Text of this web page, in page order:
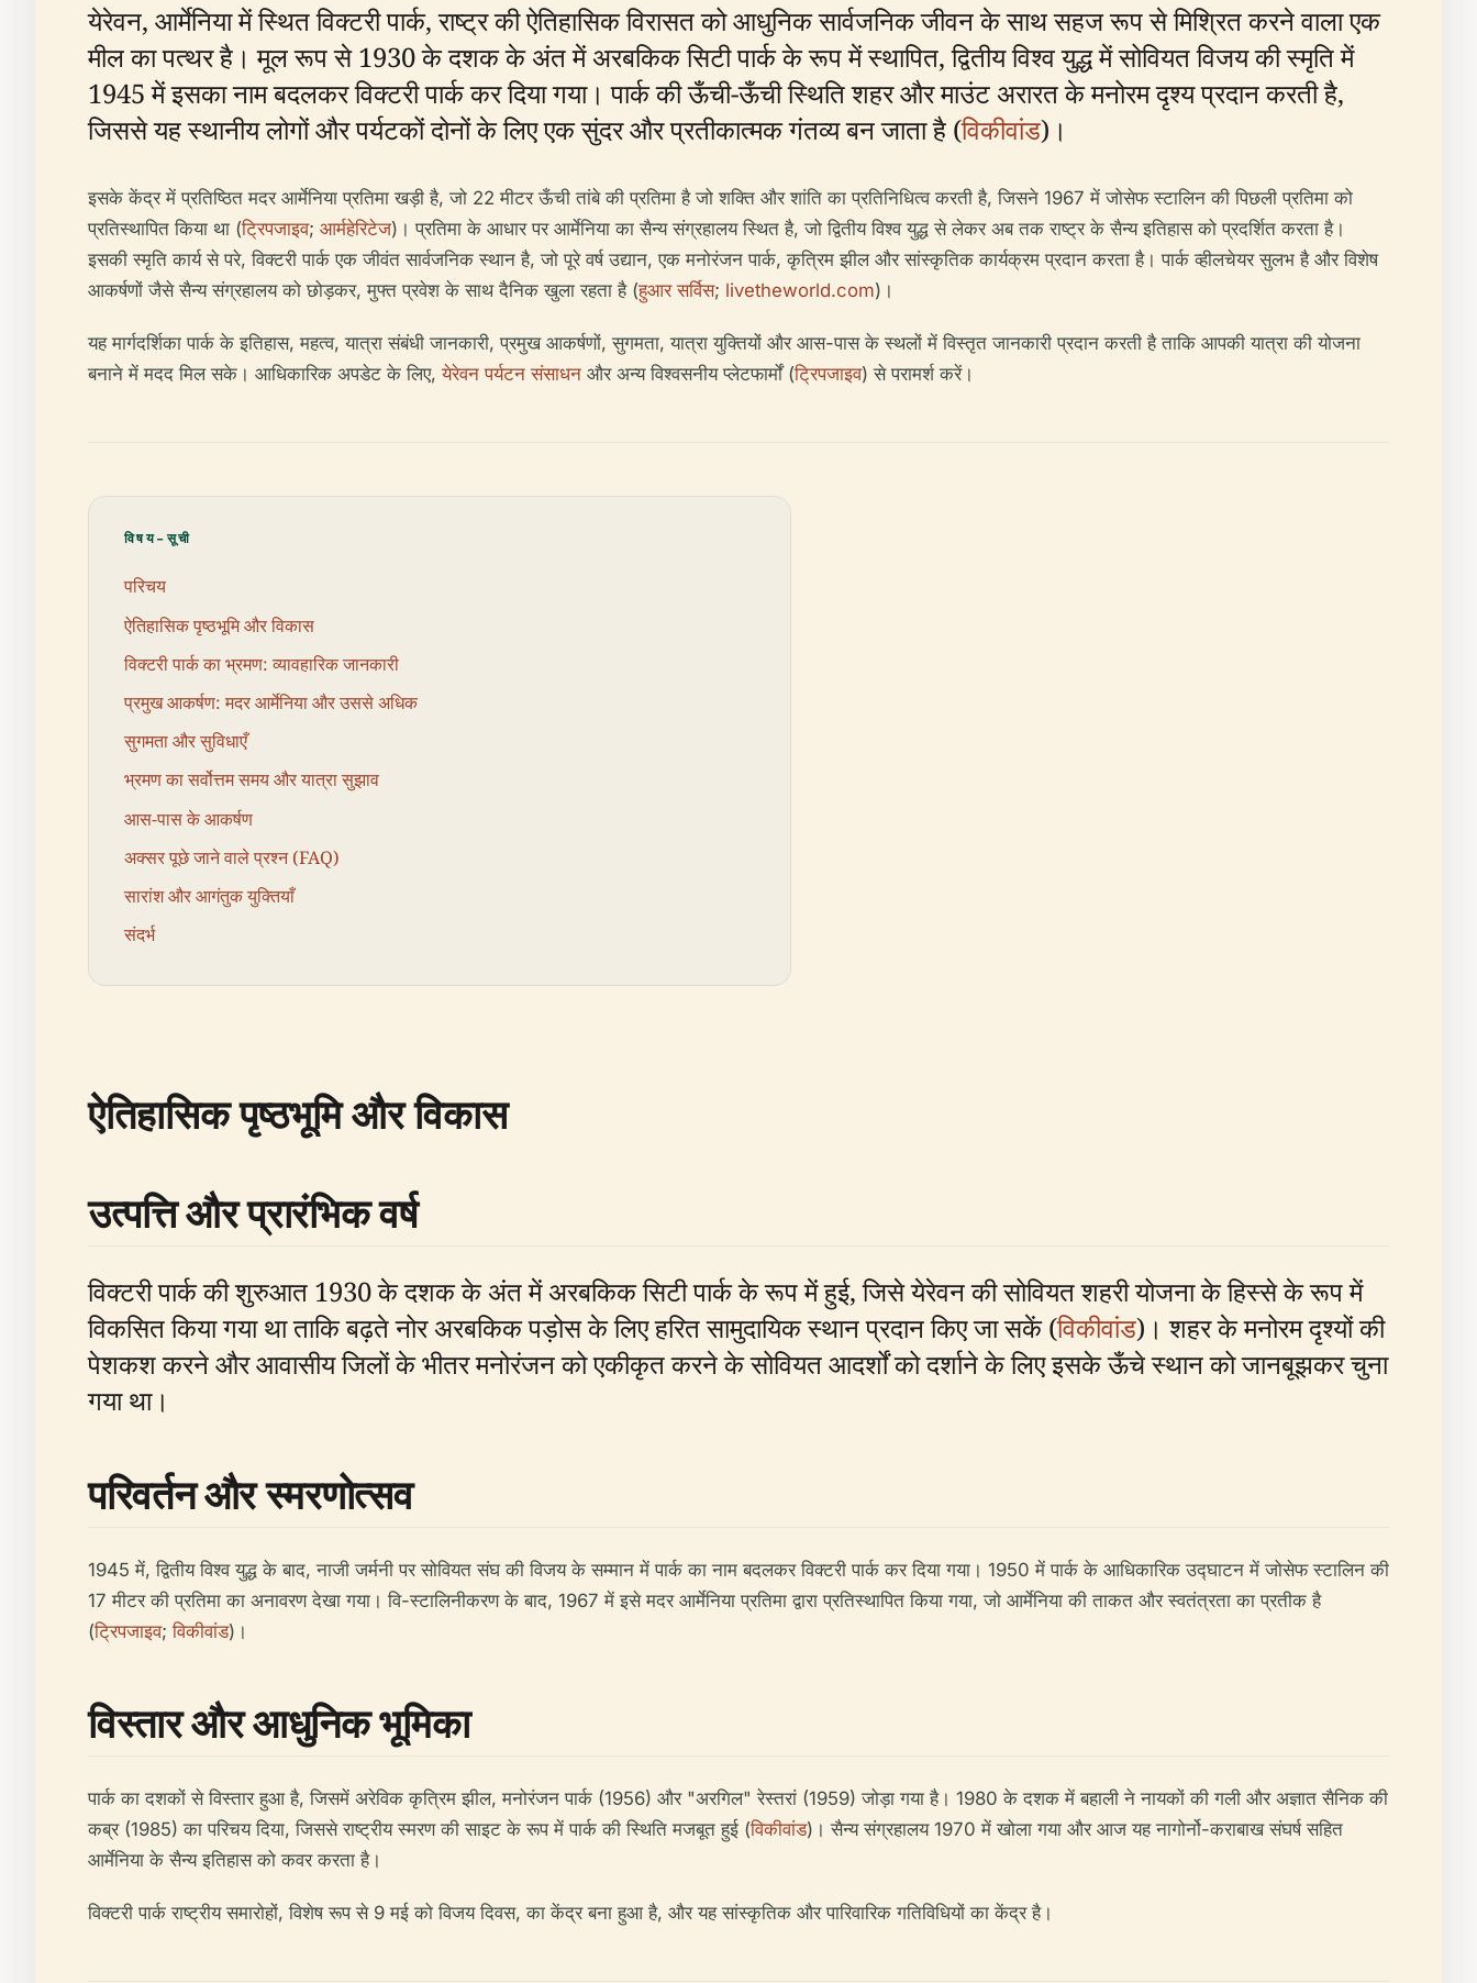
येरेवन, आर्मेनिया में स्थित विक्टरी पार्क, राष्ट्र की ऐतिहासिक विरासत को आधुनिक सार्वजनिक जीवन के साथ सहज रूप से मिश्रित करने वाला एक
मील का पत्थर है। मूल रूप से 1930 के दशक के अंत में अरबकिक सिटी पार्क के रूप में स्थापित, द्वितीय विश्व युद्ध में सोवियत विजय की स्मृति में
1945 में इसका नाम बदलकर विक्टरी पार्क कर दिया गया। पार्क की ऊँची-ऊँची स्थिति शहर और माउंट अरारत के मनोरम दृश्य प्रदान करती है,
जिससे यह स्थानीय लोगों और पर्यटकों दोनों के लिए एक सुंदर और प्रतीकात्मक गंतव्य बन जाता है (विकीवांड)।
इसके केंद्र में प्रतिष्ठित मदर आर्मेनिया प्रतिमा खड़ी है, जो 22 मीटर ऊँची तांबे की प्रतिमा है जो शक्ति और शांति का प्रतिनिधित्व करती है, जिसने 1967 में जोसेफ स्टालिन की पिछली प्रतिमा को
प्रतिस्थापित किया था (ट्रिपजाइव; आर्महेरिटेज)। प्रतिमा के आधार पर आर्मेनिया का सैन्य संग्रहालय स्थित है, जो द्वितीय विश्व युद्ध से लेकर अब तक राष्ट्र के सैन्य इतिहास को प्रदर्शित करता है।
इसकी स्मृति कार्य से परे, विक्टरी पार्क एक जीवंत सार्वजनिक स्थान है, जो पूरे वर्ष उद्यान, एक मनोरंजन पार्क, कृत्रिम झील और सांस्कृतिक कार्यक्रम प्रदान करता है। पार्क व्हीलचेयर सुलभ है और विशेष
आकर्षणों जैसे सैन्य संग्रहालय को छोड़कर, मुफ्त प्रवेश के साथ दैनिक खुला रहता है (हुआर सर्विस; livetheworld.com)।
यह मार्गदर्शिका पार्क के इतिहास, महत्व, यात्रा संबंधी जानकारी, प्रमुख आकर्षणों, सुगमता, यात्रा युक्तियों और आस-पास के स्थलों में विस्तृत जानकारी प्रदान करती है ताकि आपकी यात्रा की योजना
बनाने में मदद मिल सके। आधिकारिक अपडेट के लिए,येरेवन पर्यटन संसाधन और अन्य विश्वसनीय प्लेटफार्मों (ट्रिपजाइव) से परामर्श करें।
विषय-सूची
परिचय
ऐतिहासिक पृष्ठभूमि और विकास
विक्टरी पार्क का भ्रमण: व्यावहारिक जानकारी
प्रमुख आकर्षण: मदर आर्मेनिया और उससे अधिक
सुगमता और सुविधाएँ
भ्रमण का सर्वोत्तम समय और यात्रा सुझाव
आस-पास के आकर्षण
अक्सर पूछे जाने वाले प्रश्न (FAQ)
सारांश और आगंतुक युक्तियाँ
संदर्भ
ऐतिहासिक पृष्ठभूमि और विकास
उत्पत्ति और प्रारंभिक वर्ष
विक्टरी पार्क की शुरुआत 1930 के दशक के अंत में अरबकिक सिटी पार्क के रूप में हुई, जिसे येरेवन की सोवियत शहरी योजना के हिस्से के रूप में
विकसित किया गया था ताकि बढ़ते नोर अरबकिक पड़ोस के लिए हरित सामुदायिक स्थान प्रदान किए जा सकें (विकीवांड)। शहर के मनोरम दृश्यों की
पेशकश करने और आवासीय जिलों के भीतर मनोरंजन को एकीकृत करने के सोवियत आदर्शों को दर्शाने के लिए इसके ऊँचे स्थान को जानबूझकर चुना
गया था।
परिवर्तन और स्मरणोत्सव
1945 में, द्वितीय विश्व युद्ध के बाद, नाजी जर्मनी पर सोवियत संघ की विजय के सम्मान में पार्क का नाम बदलकर विक्टरी पार्क कर दिया गया। 1950 में पार्क के आधिकारिक उद्घाटन में जोसेफ स्टालिन की
17 मीटर की प्रतिमा का अनावरण देखा गया। वि-स्टालिनीकरण के बाद, 1967 में इसे मदर आर्मेनिया प्रतिमा द्वारा प्रतिस्थापित किया गया, जो आर्मेनिया की ताकत और स्वतंत्रता का प्रतीक है
(ट्रिपजाइव;विकीवांड)।
विस्तार और आधुनिक भूमिका
पार्क का दशकों से विस्तार हुआ है, जिसमें अरेविक कृत्रिम झील, मनोरंजन पार्क (1956) और "अरगिल" रेस्तरां (1959) जोड़ा गया है। 1980 के दशक में बहाली ने नायकों की गली और अज्ञात सैनिक की
कब्र (1985) का परिचय दिया, जिससे राष्ट्रीय स्मरण की साइट के रूप में पार्क की स्थिति मजबूत हुई (विकीवांड)। सैन्य संग्रहालय 1970 में खोला गया और आज यह नागोर्नो-कराबाख संघर्ष सहित
आर्मेनिया के सैन्य इतिहास को कवर करता है।
विक्टरी पार्क राष्ट्रीय समारोहों, विशेष रूप से 9 मई को विजय दिवस, का केंद्र बना हुआ है, और यह सांस्कृतिक और पारिवारिक गतिविधियों का केंद्र है।